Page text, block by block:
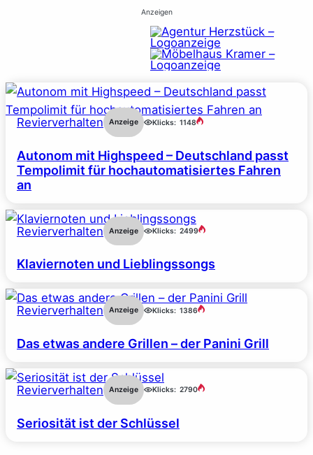
Anzeigen
Revierverhalten Anzeige Klicks: 1148
Autonom mit Highspeed – Deutschland passt
Tempolimit für hochautomatisiertes Fahren
an
Revierverhalten Anzeige Klicks: 2499
Klaviernoten und Lieblingssongs
Revierverhalten Anzeige Klicks: 1386
Das etwas andere Grillen – der Panini Grill
Revierverhalten Anzeige Klicks: 2790
Seriosität ist der Schlüssel